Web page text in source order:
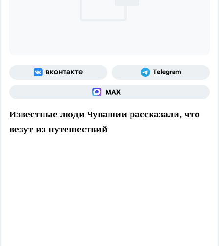
Известные люди Чувашии рассказали, что
везут из путешествий